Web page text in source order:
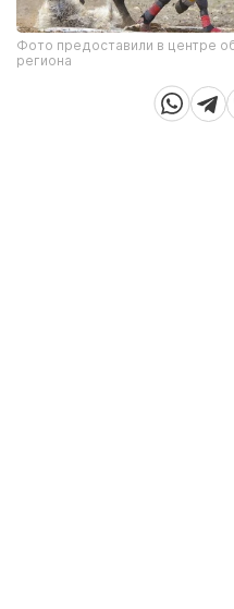
Фото предоставили в центре
региона